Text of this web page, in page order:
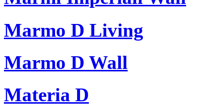
Marmo D Living
Marmo D Wall
Materia D